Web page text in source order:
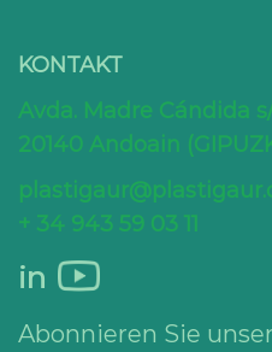
KONTAKT
Avda. Madre Cándida
20140 Andoain
+ 34 943 59 03 11
in
Abonnieren Sie